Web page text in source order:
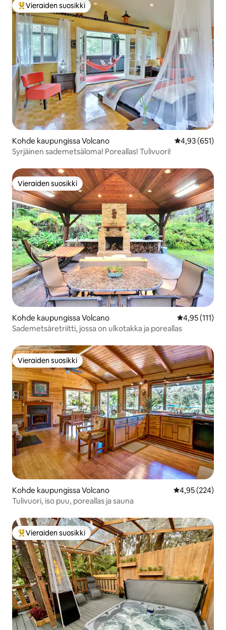
Vieraiden suosikkien parhaimmistoa
Vieraiden suosikki
Kohde kaupungissa Volcano
4,93 (651)
Syrjäinen sademetsäloma! Poreallas! Tulivuori!
Vieraiden suosikki
Vieraiden suosikki
Kohde kaupungissa Volcano
4,95 (111)
Sademetsäretriitti, jossa on ulkotakka ja poreallas
Vieraiden suosikki
Vieraiden suosikki
Kohde kaupungissa Volcano
4,95 (224)
Tulivuori, iso puu, poreallas ja sauna
Vieraiden suosikkien parhaimmistoa
Vieraiden suosikki